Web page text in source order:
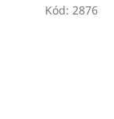
Kód: 2876